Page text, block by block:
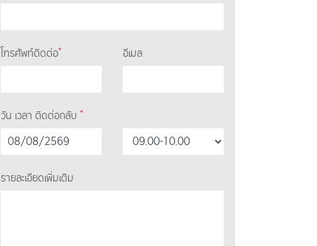
โทรศัพท์ติดต่อ* อีเมล
วัน เวลา ติดต่อกลับ *
รายละเอียดเพิ่มเติม